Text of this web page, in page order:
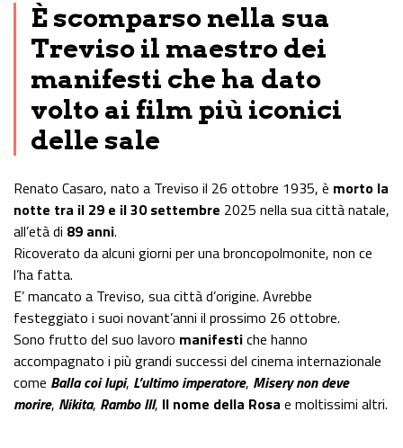
È scomparso nella sua
Treviso il maestro dei
manifesti che ha dato
volto ai film più iconici
delle sale
Renato Casaro, nato a Treviso il 26 ottobre 1935, è morto la
notte tra il 29 e il 30 settembre 2025 nella sua città natale,
all’età di 89 anni.
Ricoverato da alcuni giorni per una broncopolmonite, non ce
l’ha fatta.
E’ mancato a Treviso, sua città d’origine. Avrebbe
festeggiato i suoi novant’anni il prossimo 26 ottobre.
Sono frutto del suo lavoro manifestiche hanno
accompagnato i più grandi successi del cinema internazionale
come Balla coi lupi, L’ultimo imperatore, Misery non deve
morire, Nikita, Rambo III, Il nome della Rosa e moltissimi altri.